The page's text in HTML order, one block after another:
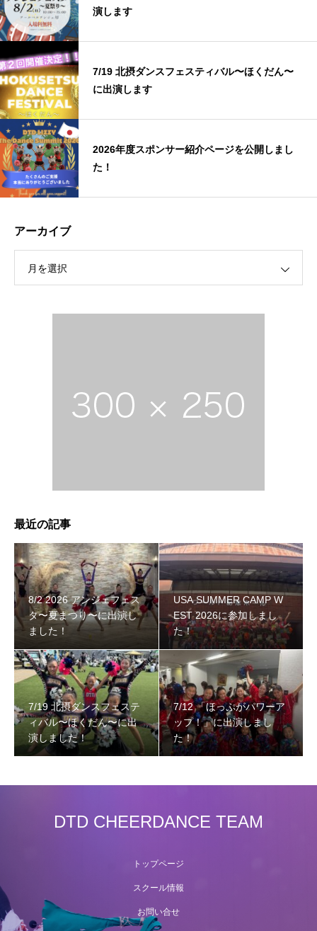
演します
7/19 北摂ダンスフェスティバル〜ほくだん〜
に出演します
2026年度スポンサー紹介ページを公開しまし
た！
アーカイブ
月を選択
最近の記事
8/2 2026 アンジェフェス
タ〜夏まつり〜に出演し
ました！
USA SUMMER CAMP W
EST 2026に参加しまし
た！
7/19 北摂ダンスフェステ
ィバル〜ほくだん〜に出
演しました！
7/12 「ほっぷがパワーア
ップ！」に出演しまし
た！
DTD CHEERDANCE TEAM
トップページ
スクール情報
お問い合せ